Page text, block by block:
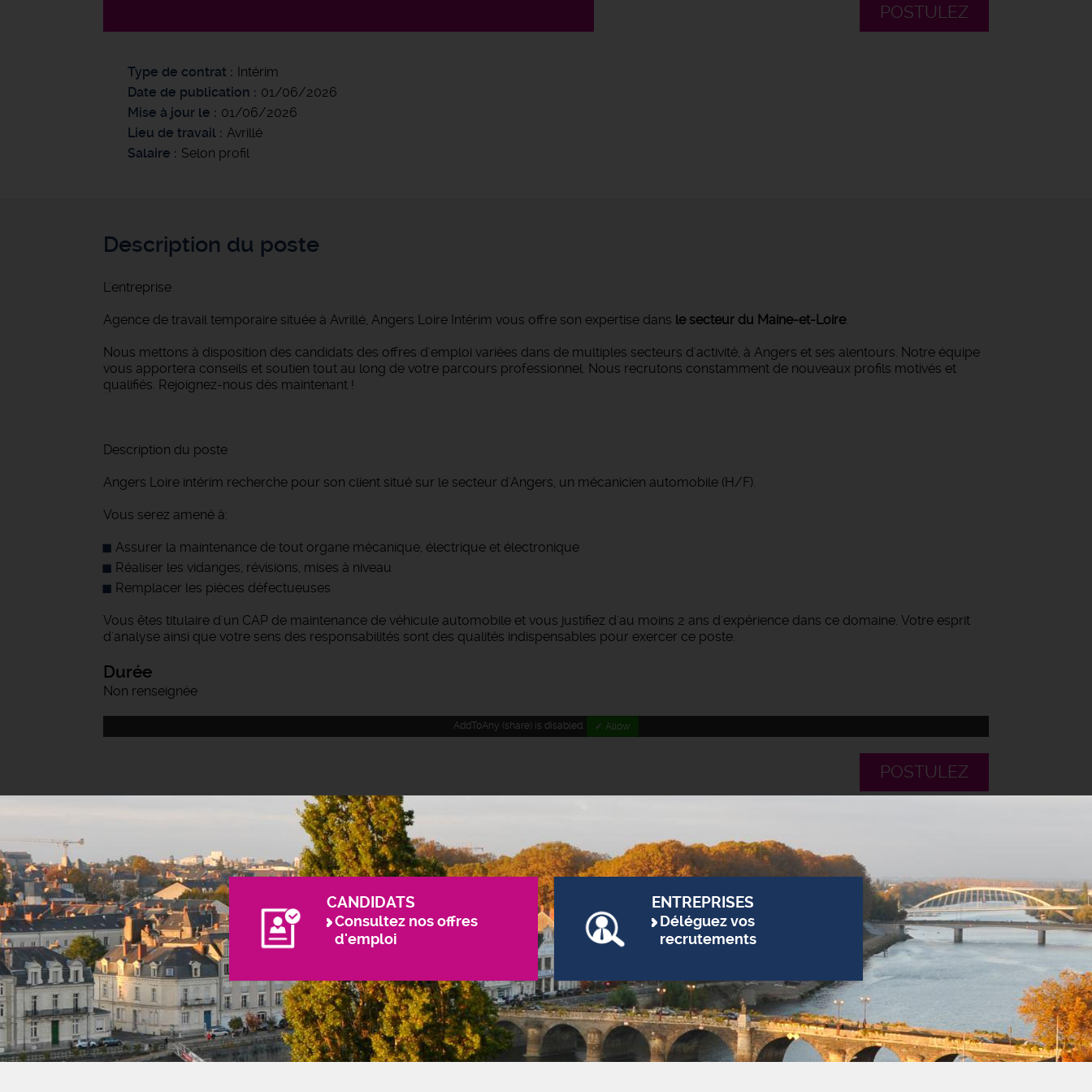
POSTULEZ
Type de contrat
Intérim
Date de publication
01/06/2026
Mise à jour le
01/06/2026
Lieu de travail
Avrillé
Salaire
Selon profil
Description du poste
L'entreprise
Agence de travail temporaire située à Avrillé, Angers Loire Intérim vous offre son expertise dans le secteur du Maine-et-Loire.
Nous mettons à disposition des candidats des offres d'emploi variées dans de multiples secteurs d'activité, à Angers et ses alentours. Notre équipe
vous apportera conseils et soutien tout au long de votre parcours professionnel. Nous recrutons constamment de nouveaux profils motivés et
qualifiés. Rejoignez-nous dès maintenant !
Description du poste
Angers Loire intérim recherche pour son client situé sur le secteur d'Angers, un mécanicien automobile (H/F).
Vous serez amené à:
Assurer la maintenance de tout organe mécanique, électrique et électronique
Réaliser les vidanges, révisions, mises à niveau
Remplacer les pièces défectueuses
Vous êtes titulaire d'un CAP de maintenance de véhicule automobile et vous justifiez d'au moins 2 ans d'expérience dans ce domaine. Votre esprit
d'analyse ainsi que votre sens des responsabilités sont des qualités indispensables pour exercer ce poste.
Durée
Non renseignée
AddToAny (share) is disabled. ✓ Allow
POSTULEZ
CANDIDATS
Consultez nos offres
d'emploi
ENTREPRISES
Déléguez vos
recrutements